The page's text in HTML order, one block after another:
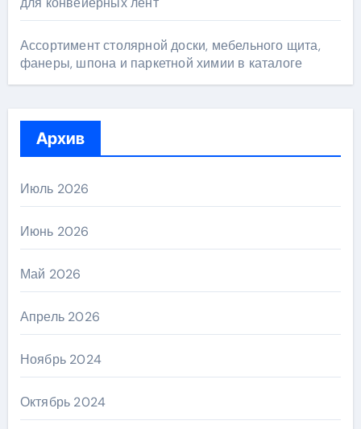
Ассортимент столярной доски, мебельного щита,
фанеры, шпона и паркетной химии в каталоге
Архив
Июль 2026
Июнь 2026
Май 2026
Апрель 2026
Ноябрь 2024
Октябрь 2024